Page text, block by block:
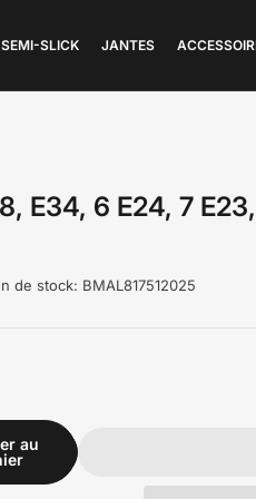
SLICK JANTES
E34, 6 E24, 7
de stock: BMAL817512025
au